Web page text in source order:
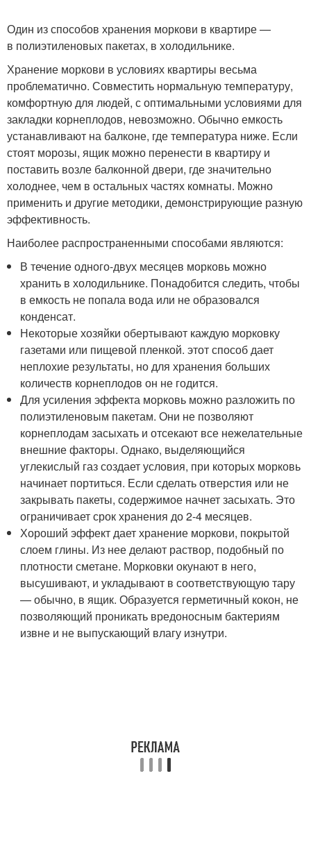
Один из способов хранения моркови в квартире —
в полиэтиленовых пакетах, в холодильнике.
Хранение моркови в условиях квартиры весьма
проблематично. Совместить нормальную температуру,
комфортную для людей, с оптимальными условиями для
закладки корнеплодов, невозможно. Обычно емкость
устанавливают на балконе, где температура ниже. Если
стоят морозы, ящик можно перенести в квартиру и
поставить возле балконной двери, где значительно
холоднее, чем в остальных частях комнаты. Можно
применить и другие методики, демонстрирующие разную
эффективность.
Наиболее распространенными способами являются:
В течение одного-двух месяцев морковь можно
хранить в холодильнике. Понадобится следить, чтобы
в емкость не попала вода или не образовался
конденсат.
Некоторые хозяйки обертывают каждую морковку
газетами или пищевой пленкой. этот способ дает
неплохие результаты, но для хранения больших
количеств корнеплодов он не годится.
Для усиления эффекта морковь можно разложить по
полиэтиленовым пакетам. Они не позволяют
корнеплодам засыхать и отсекают все нежелательные
внешние факторы. Однако, выделяющийся
углекислый газ создает условия, при которых морковь
начинает портиться. Если сделать отверстия или не
закрывать пакеты, содержимое начнет засыхать. Это
ограничивает срок хранения до 2-4 месяцев.
Хороший эффект дает хранение моркови, покрытой
слоем глины. Из нее делают раствор, подобный по
плотности сметане. Морковки окунают в него,
высушивают, и укладывают в соответствующую тару
— обычно, в ящик. Образуется герметичный кокон, не
позволяющий проникать вредоносным бактериям
извне и не выпускающий влагу изнутри.